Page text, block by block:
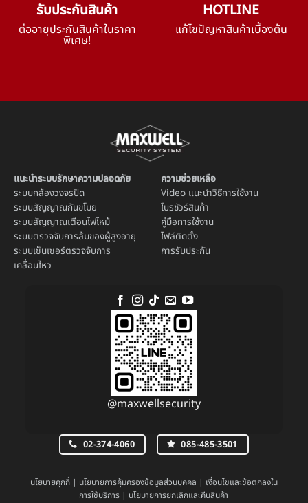
รับประกันสินค้า
ต่ออายุประกันสินค้าในราคา
พิเศษ!
HOTLINE
แก้ไขปัญหาสินค้าเบื้องต้น
แนะนำระบบรักษาความปลอดภัย
ระบบกล้องวงจรปิด
ระบบสัญญาณกันขโมย
ระบบสัญญาณเตือนไฟไหม้
ระบบตรวจจับการล้มของผู้สูงอายุ
ระบบเซ็นเซอร์ตรวจจับการ
เคลื่อนไหว
ความช่วยเหลือ
Video แนะนำวิธีการใช้งาน
โบรชัวร์สินค้า
คู่มือการใช้งาน
ไฟล์ติดตั้ง
การรับประกัน
@maxwellsecurity
02-374-4060 085-485-3501
นโยบายคุกกี้| นโยบายการคุ้มครองข้อมูลส่วนบุคคล | เงื่อนไขและข้อตกลงใน
การใช้บริการ | นโยบายการยกเลิกและคืนสินค้า